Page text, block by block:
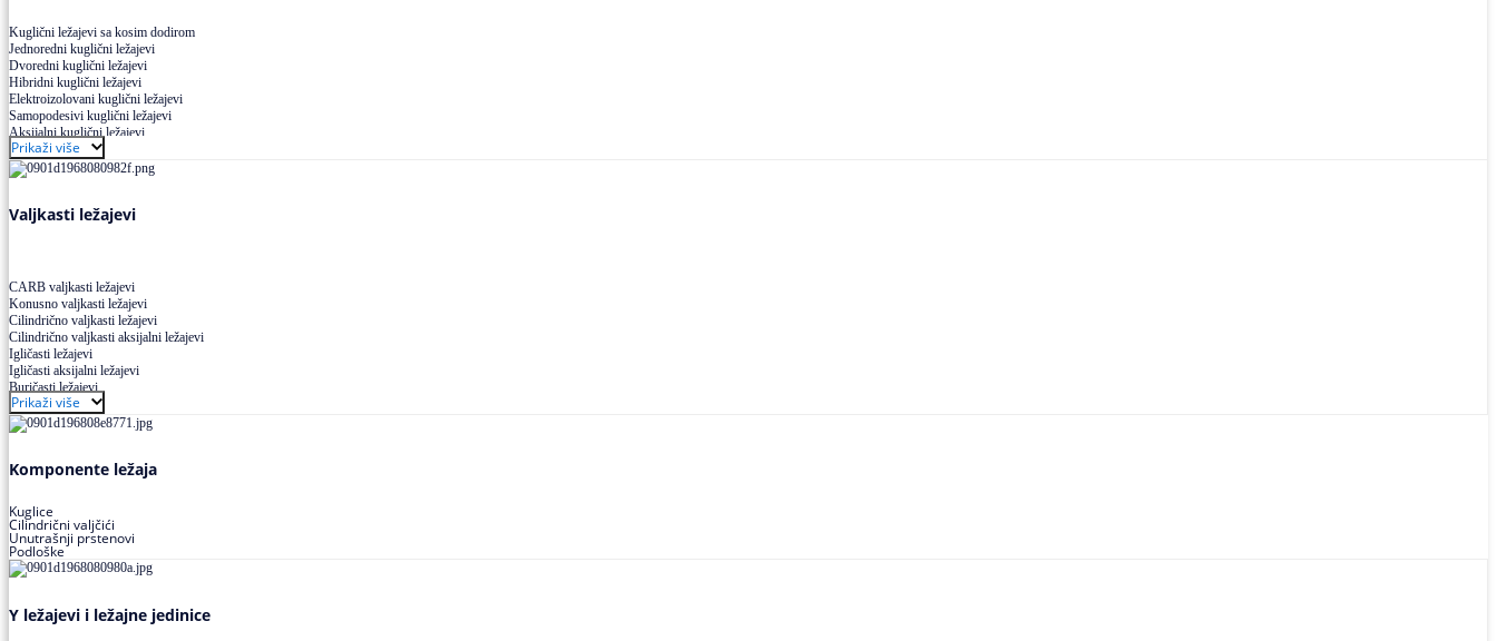
Kuglični ležajevi sa kosim dodirom
Jednoredni kuglični ležajevi
Dvoredni kuglični ležajevi
Hibridni kuglični ležajevi
Elektroizolovani kuglični ležajevi
Samopodesivi kuglični ležajevi
Aksijalni kuglični ležajevi
Kuglični ležajevi od nerđajućeg čelika
Prikaži više
Valjkasti ležajevi
CARB valjkasti ležajevi
Konusno valjkasti ležajevi
Cilindrično valjkasti ležajevi
Cilindrično valjkasti aksijalni ležajevi
Igličasti ležajevi
Igličasti aksijalni ležajevi
Buričasti ležajevi
Buričasti zaptiveni ležajevi
Buričasti aksijalni ležajevi
Prikaži više
Komponente ležaja
Kuglice
Cilindrični valjčići
Unutrašnji prstenovi
Podloške
Y ležajevi i ležajne jedinice